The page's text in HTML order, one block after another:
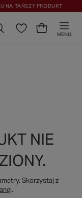
NA TAŃSZY PRODUKT
MENU
NIE
Skorzystaj z
.